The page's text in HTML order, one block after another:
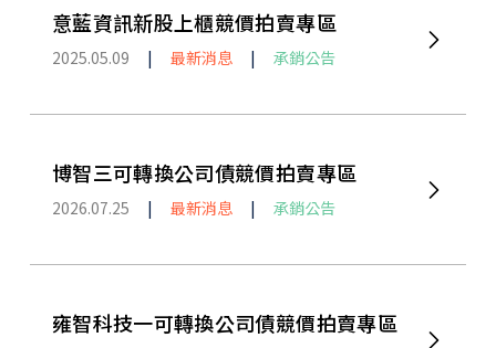
意藍資訊新股上櫃競價拍賣專區
2025.05.09 | 最新消息 | 承銷公告
博智三可轉換公司債競價拍賣專區
2026.07.25 | 最新消息 | 承銷公告
雍智科技一可轉換公司債競價拍賣專區